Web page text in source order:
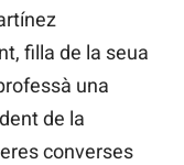
filla de la seua
una
de la
converses